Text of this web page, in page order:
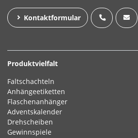
Kontaktformular
Produktvielfalt
Faltschachteln
Anhängeetiketten
Flaschenanhänger
Adventskalender
Drehscheiben
Gewinnspiele